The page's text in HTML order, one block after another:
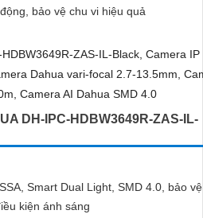
bảo vệ chu vi hiệu quả
DH-IPC-HDBW3649R-ZAS-IL-
Smart Dual Light, SMD 4.0, bảo
kiện ánh sáng